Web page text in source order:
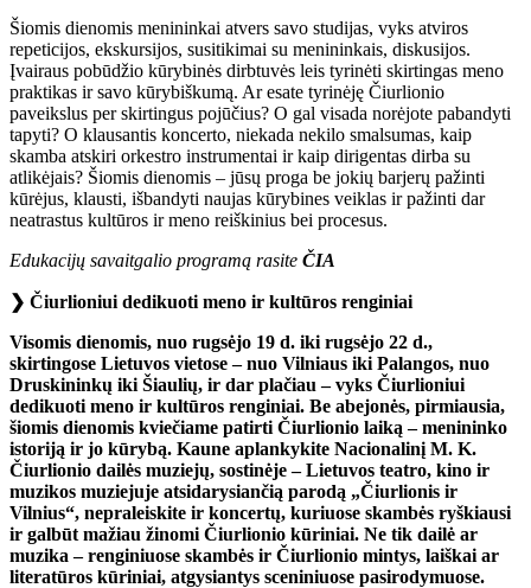
Šiomis dienomis menininkai atvers savo studijas, vyks atviros
repeticijos, ekskursijos, susitikimai su menininkais, diskusijos.
Įvairaus pobūdžio kūrybinės dirbtuvės leis tyrinėti skirtingas meno
praktikas ir savo kūrybiškumą. Ar esate tyrinėję Čiurlionio
paveikslus per skirtingus pojūčius? O gal visada norėjote pabandyti
tapyti? O klausantis koncerto, niekada nekilo smalsumas, kaip
skamba atskiri orkestro instrumentai ir kaip dirigentas dirba su
atlikėjais? Šiomis dienomis – jūsų proga be jokių barjerų pažinti
kūrėjus, klausti, išbandyti naujas kūrybines veiklas ir pažinti dar
neatrastus kultūros ir meno reiškinius bei procesus.
Edukacijų savaitgalio programą rasite ČIA
❯ Čiurlioniui dedikuoti meno ir kultūros renginiai
Visomis dienomis, nuo rugsėjo 19 d. iki rugsėjo 22 d.,
skirtingose Lietuvos vietose – nuo Vilniaus iki Palangos, nuo
Druskininkų iki Šiaulių, ir dar plačiau – vyks Čiurlioniui
dedikuoti meno ir kultūros renginiai. Be abejonės, pirmiausia,
šiomis dienomis kviečiame patirti Čiurlionio laiką – menininko
istoriją ir jo kūrybą. Kaune aplankykite Nacionalinį M. K.
Čiurlionio dailės muziejų, sostinėje – Lietuvos teatro, kino ir
muzikos muziejuje atsidarysiančią parodą „Čiurlionis ir
Vilnius“, nepraleiskite ir koncertų, kuriuose skambės ryškiausi
ir galbūt mažiau žinomi Čiurlionio kūriniai. Ne tik dailė ar
muzika – renginiuose skambės ir Čiurlionio mintys, laiškai ar
literatūros kūriniai, atgysiantys sceniniuose pasirodymuose.